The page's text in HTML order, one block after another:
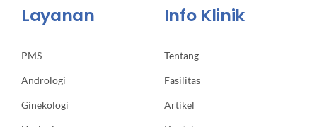
Layanan
PMS
Andrologi
Ginekologi
Info Klinik
Tentang
Fasilitas
Artikel